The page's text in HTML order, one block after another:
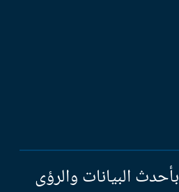
بأحدث البيانات والرؤى